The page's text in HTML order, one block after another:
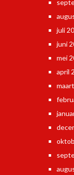
juli
juni
mei
april